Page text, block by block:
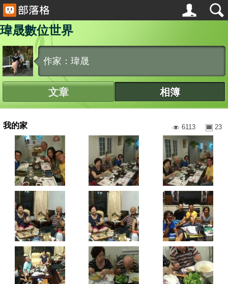
瑋晟數位世界
作家：瑋晟
文章 相簿
我的家 23
6113